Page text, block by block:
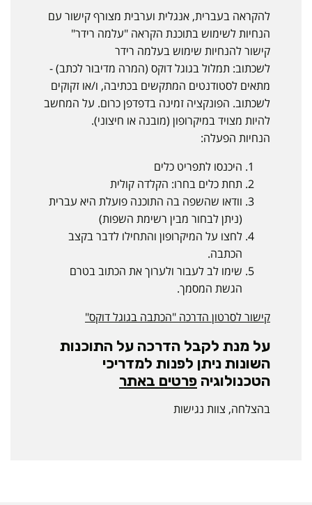
להקראה בעברית, אנגלית וערבית מצורף קישור עם
הנחיות לשימוש בתוכנת הקראה "עלמה רידר"
קישור להנחיות שימוש בעלמה רידר
לשכתוב: תמלול בגוגל דוקס (המרה מדיבור לכתב) -
מתאים לסטודנטים המתקשים בכתיבה, ו/או זקוקים
לשכתוב. הפונקציה זמינה בדפדפן כרום. על המחשב
להיות מצויד במיקרופון (מובנה או חיצוני).
הנחיות הפעלה:
היכנסו לתפריט כלים
תחת כלים בחרו: הקלדה קולית
וודאו שהשפה בה התוכנה פועלת היא עברית
(ניתן לבחור מבין רשימת השפות)
לחצו על המיקרופון והתחילו לדבר בקצב
הכתבה.
שימו לב לעבור ולערוך את הכתוב בטרם
הגשת המסמך.
קישור לסרטון הדרכה "הכתבה בגוגל דוקס"
על מנת לקבל הדרכה על התוכנות
השונות ניתן לפנות למדריכי
הטכנולוגיה פרטים באתר
בהצלחה, צוות נגישות